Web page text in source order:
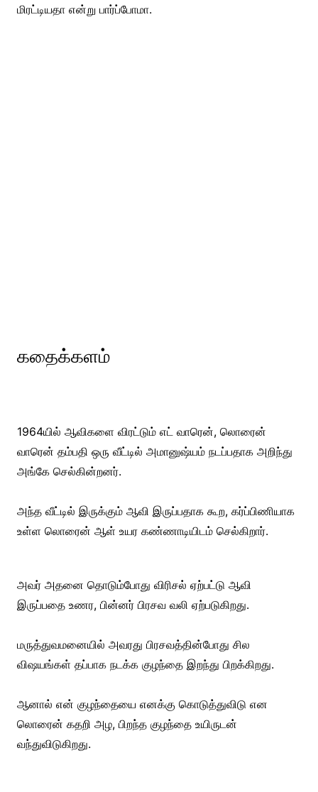
மிரட்டியதா என்று பார்ப்போமா.
கதைக்களம்
1964யில் ஆவிகளை விரட்டும் எட் வாரென், லொரைன்
வாரென் தம்பதி ஒரு வீட்டில் அமானுஷ்யம் நடப்பதாக அறிந்து
அங்கே செல்கின்றனர்.
அந்த வீட்டில் இருக்கும் ஆவி இருப்பதாக கூற, கர்ப்பிணியாக
உள்ள லொரைன் ஆள் உயர கண்ணாடியிடம் செல்கிறார்.
அவர் அதனை தொடும்போது விரிசல் ஏற்பட்டு ஆவி
இருப்பதை உணர, பின்னர் பிரசவ வலி ஏற்படுகிறது.
மருத்துவமனையில் அவரது பிரசவத்தின்போது சில
விஷயங்கள் தப்பாக நடக்க குழந்தை இறந்து பிறக்கிறது.
ஆனால் என் குழந்தையை எனக்கு கொடுத்துவிடு என
லொரைன் கதறி அழ, பிறந்த குழந்தை உயிருடன்
வந்துவிடுகிறது.